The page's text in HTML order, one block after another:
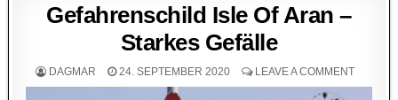
Gefahrenschild Isle Of Aran –
Starkes Gefälle
DAGMAR 24. SEPTEMBER 2020 LEAVE A COMMENT